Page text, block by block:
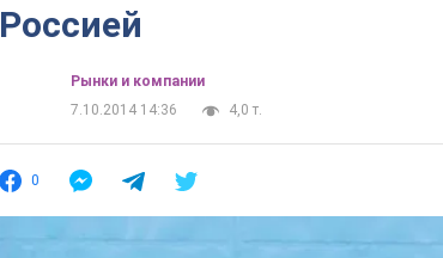
Россией
Рынки и компании
7.10.2014 14:36
4,0 т.
0